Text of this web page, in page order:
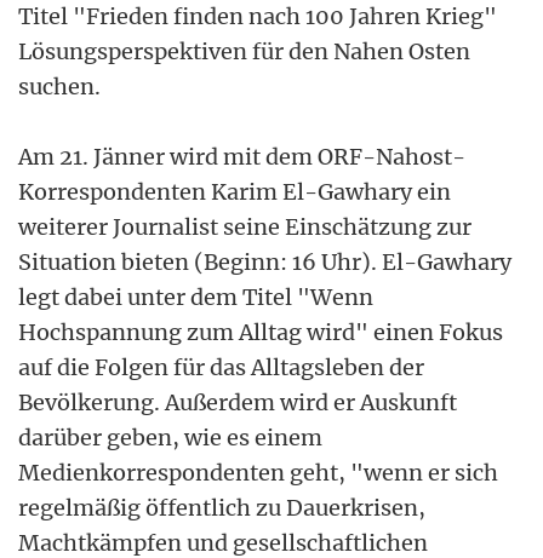
Titel "Frieden finden nach 100 Jahren Krieg"
Lösungsperspektiven für den Nahen Osten
suchen.
Am 21. Jänner wird mit dem ORF-Nahost-
Korrespondenten Karim El-Gawhary ein
weiterer Journalist seine Einschätzung zur
Situation bieten (Beginn: 16 Uhr). El-Gawhary
legt dabei unter dem Titel "Wenn
Hochspannung zum Alltag wird" einen Fokus
auf die Folgen für das Alltagsleben der
Bevölkerung. Außerdem wird er Auskunft
darüber geben, wie es einem
Medienkorrespondenten geht, "wenn er sich
regelmäßig öffentlich zu Dauerkrisen,
Machtkämpfen und gesellschaftlichen